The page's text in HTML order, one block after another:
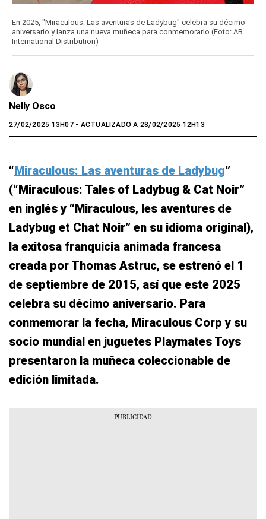
En 2025, "Miraculous: Las aventuras de Ladybug" celebra su décimo
aniversario y lanza una nueva muñeca para conmemorarlo (Foto: AB
International Distribution)
Nelly Osco
27/02/2025 13H07- ACTUALIZADO A 28/02/2025 12H13
“Miraculous: Las aventuras de Ladybug”
(“Miraculous: Tales of Ladybug & Cat Noir”
en inglés y “Miraculous, les aventures de
Ladybug et Chat Noir” en su idioma original),
la exitosa franquicia animada francesa
creada por Thomas Astruc, se estrenó el 1
de septiembre de 2015, así que este 2025
celebra su décimo aniversario. Para
conmemorar la fecha, Miraculous Corp y su
socio mundial en juguetes Playmates Toys
presentaron la muñeca coleccionable de
edición limitada.